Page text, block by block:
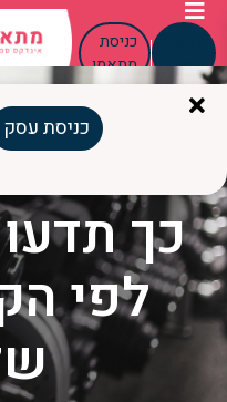
עסק
כניסת
מתאמן
כניסת עסק
תזונה
כך
לפי